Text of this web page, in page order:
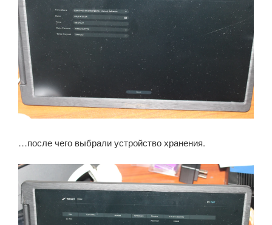
…после чего выбрали устройство хранения.